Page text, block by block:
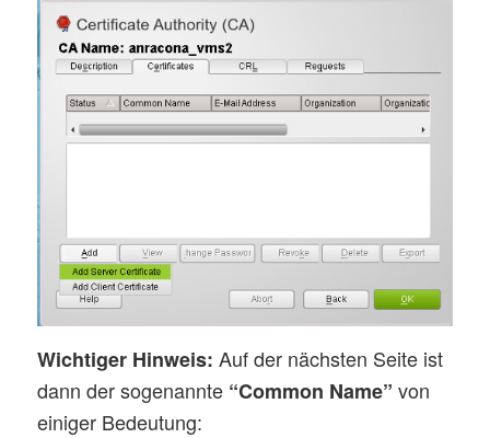
Wichtiger Hinweis: Auf der nächsten Seite ist
dann der sogenannte “Common Name” von
einiger Bedeutung: